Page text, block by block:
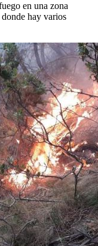
en una zona
hay varios